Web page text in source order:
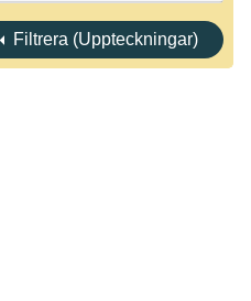
Filtrera (Uppteckningar)